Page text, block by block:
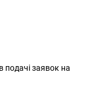
подачі заявок на